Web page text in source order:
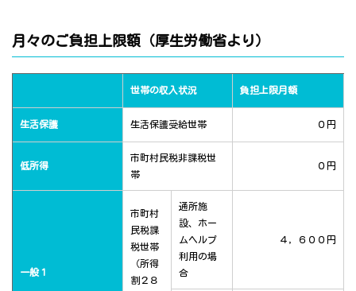
月々のご負担上限額（厚生労働省より）
世帯の収入状況 負担上限月額
生活保護 生活保護受給世帯 ０円
低所得
市町村民税非課税世
帯
０円
一般１
市町村
民税課
税世帯
（所得
割２８
通所施
設、ホー
ムヘルプ
利用の場
合
４，６００円